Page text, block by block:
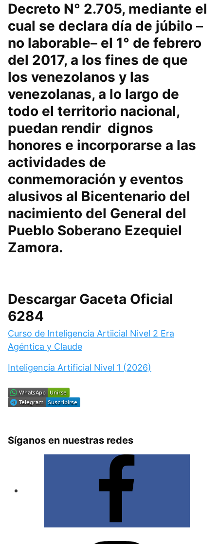
Decreto N° 2.705, mediante el
cual se declara día de júbilo –
no laborable– el 1° de febrero
del 2017, a los fines de que
los venezolanos y las
venezolanas, a lo largo de
todo el territorio nacional,
puedan rendir dignos
honores e incorporarse a las
actividades de
conmemoración y eventos
alusivos al Bicentenario del
nacimiento del General del
Pueblo Soberano Ezequiel
Zamora.
Descargar Gaceta Oficial
6284
Curso de Inteligencia Artiicial Nivel 2 Era
Agéntica y Claude
Inteligencia Artificial Nivel 1 (2026)
Síganos en nuestras redes